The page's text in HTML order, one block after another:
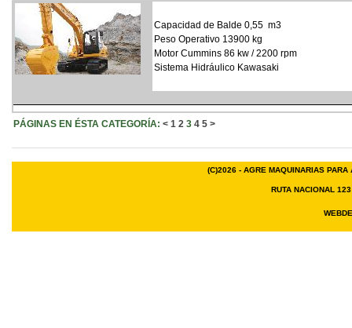
Capacidad de Balde 0,55 m3
Peso Operativo 13900 kg
Motor Cummins 86 kw / 2200 rpm
Sistema Hidráulico Kawasaki
PÁGINAS EN ÉSTA CATEGORÍA: < 1 2 3 4 5 >
(C)2026 - AGRE MAQUINARIAS
RUTA NACIONAL